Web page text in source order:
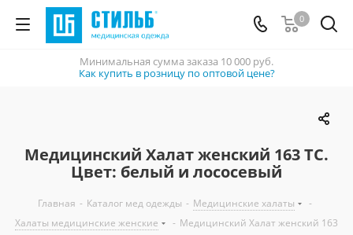
0
Минимальная сумма заказа 10 000 руб.
Как купить в розницу по оптовой цене?
Медицинский Халат женский 163 ТС.
Цвет: белый и лососевый
Главная - Каталог мед одежды - Медицинские халаты
-
Халаты медицинские женские
- Медицинский Халат женский 163